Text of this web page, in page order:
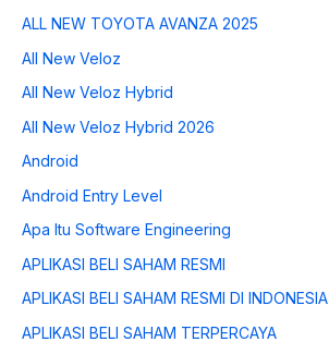
ALL NEW TOYOTA AVANZA 2025
All New Veloz
All New Veloz Hybrid
All New Veloz Hybrid 2026
Android
Android Entry Level
Apa Itu Software Engineering
APLIKASI BELI SAHAM RESMI
APLIKASI BELI SAHAM RESMI DI INDONESIA
APLIKASI BELI SAHAM TERPERCAYA